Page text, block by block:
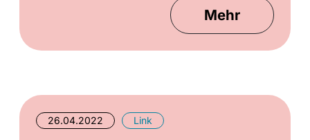
Mehr
26.04.2022 Link